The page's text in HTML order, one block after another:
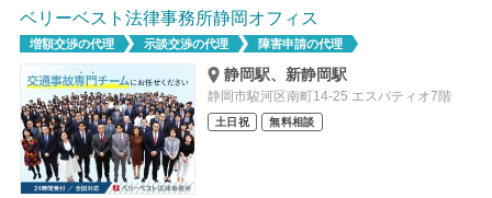
ベリーベスト法律事務所静岡オフィス
増額交渉の代理 示談交渉の代理 障害申請の代理
静岡駅、新静岡駅
静岡市駿河区南町14-25 エスパティオ7階
土日祝 無料相談